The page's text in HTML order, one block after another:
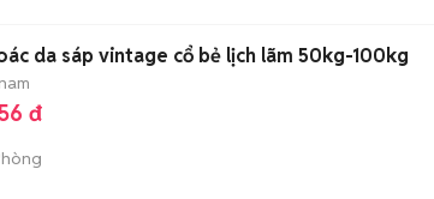
da sáp vintage cổ bẻ lịch lãm 50kg-100kg
đ